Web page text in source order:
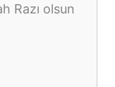
Razı olsun